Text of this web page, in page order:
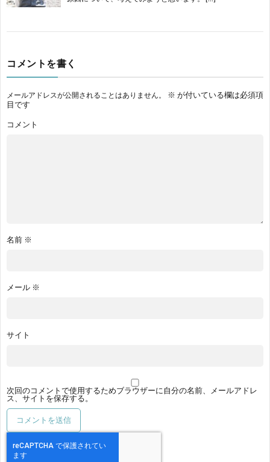
コメントを書く
メールアドレスが公開されることはありません。 ※ が付いている欄は必須項
目です
コメント
名前 ※
メール ※
サイト
次回のコメントで使用するためブラウザーに自分の名前、メールアドレ
ス、サイトを保存する。